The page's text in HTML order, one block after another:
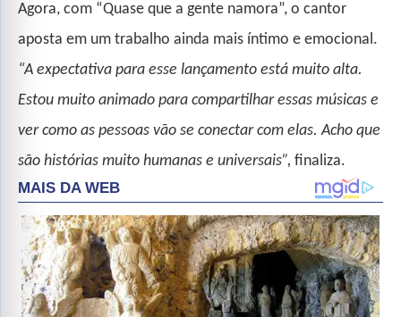
Agora, com “Quase que a gente namora”, o cantor
aposta em um trabalho ainda mais íntimo e emocional.
“A expectativa para esse lançamento está muito alta.
Estou muito animado para compartilhar essas músicas e
ver como as pessoas vão se conectar com elas. Acho que
são histórias muito humanas e universais”, finaliza.